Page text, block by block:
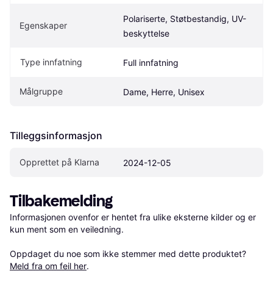
Egenskaper
Polariserte, Støtbestandig, UV-
beskyttelse
Type innfatning Full innfatning
Målgruppe Dame, Herre, Unisex
Tilleggsinformasjon
Opprettet på Klarna 2024-12-05
Tilbakemelding
Informasjonen ovenfor er hentet fra ulike eksterne kilder og er
kun ment som en veiledning.
Oppdaget du noe som ikke stemmer med dette produktet?
Meld fra om feil her.